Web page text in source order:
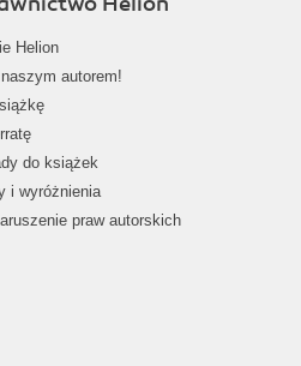
Helion
autorem!
do książek
i wyróżnienia
praw autorskich